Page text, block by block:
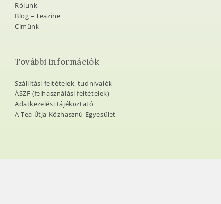
Rólunk
Blog – Teazine
Címünk
További információk
Szállítási feltételek, tudnivalók
ÁSZF (felhasználási feltételek)
Adatkezelési tájékoztató
A Tea Útja Közhasznú Egyesület